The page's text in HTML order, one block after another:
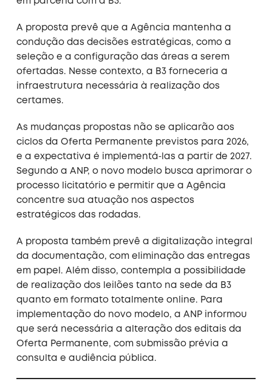
A proposta prevê que a Agência mantenha a
condução das decisões estratégicas, como a
seleção e a configuração das áreas a serem
ofertadas. Nesse contexto, a B3 forneceria a
infraestrutura necessária à realização dos
certames.
As mudanças propostas não se aplicarão aos
ciclos da Oferta Permanente previstos para 2026,
e a expectativa é implementá‑las a partir de 2027.
Segundo a ANP, o novo modelo busca aprimorar o
processo licitatório e permitir que a Agência
concentre sua atuação nos aspectos
estratégicos das rodadas.
A proposta também prevê a digitalização integral
da documentação, com eliminação das entregas
em papel. Além disso, contempla a possibilidade
de realização dos leilões tanto na sede da B3
quanto em formato totalmente online. Para
implementação do novo modelo, a ANP informou
que será necessária a alteração dos editais da
Oferta Permanente, com submissão prévia a
consulta e audiência pública.